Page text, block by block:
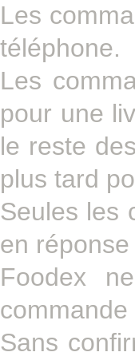
Les
téléphone.
Les
pour une
le reste
plus tard
Seules les
en
Foodex
commande
Sans